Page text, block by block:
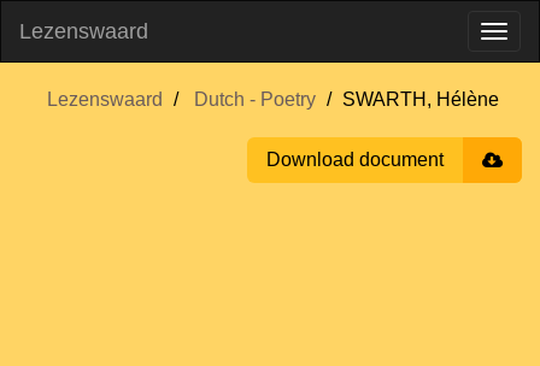
Lezenswaard
Lezenswaard Dutch - Poetry SWARTH, Hélène
Download document